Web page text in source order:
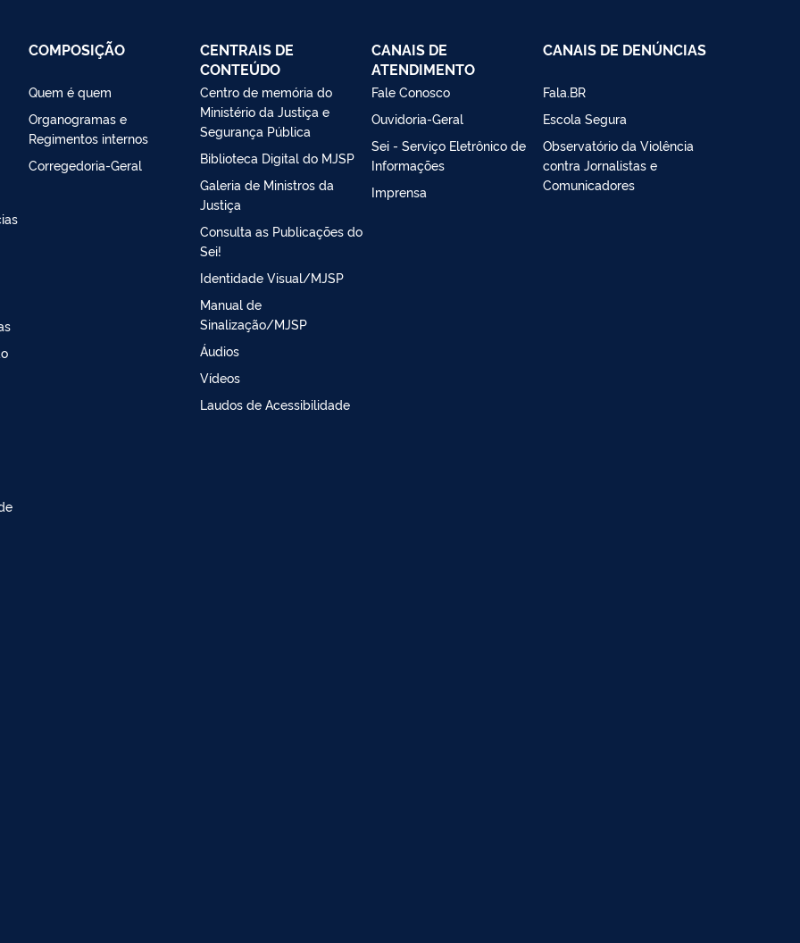
COMPOSIÇÃO
Quem é quem
Organogramas e
Regimentos internos
Corregedoria-Geral
CENTRAIS DE
CONTEÚDO
Centro de memória do
Ministério da Justiça e
Segurança Pública
Biblioteca Digital do MJSP
Galeria de Ministros da
Justiça
Consulta as Publicações do
Sei!
Identidade Visual/MJSP
Manual de
Sinalização/MJSP
Áudios
Vídeos
Laudos de Acessibilidade
CANAIS DE
ATENDIMENTO
Fale Conosco
Ouvidoria-Geral
Sei - Serviço Eletrônico de
Informações
Imprensa
CANAIS DE DENÚNCIAS
Fala.BR
Escola Segura
Observatório da Violência
contra Jornalistas e
Comunicadores